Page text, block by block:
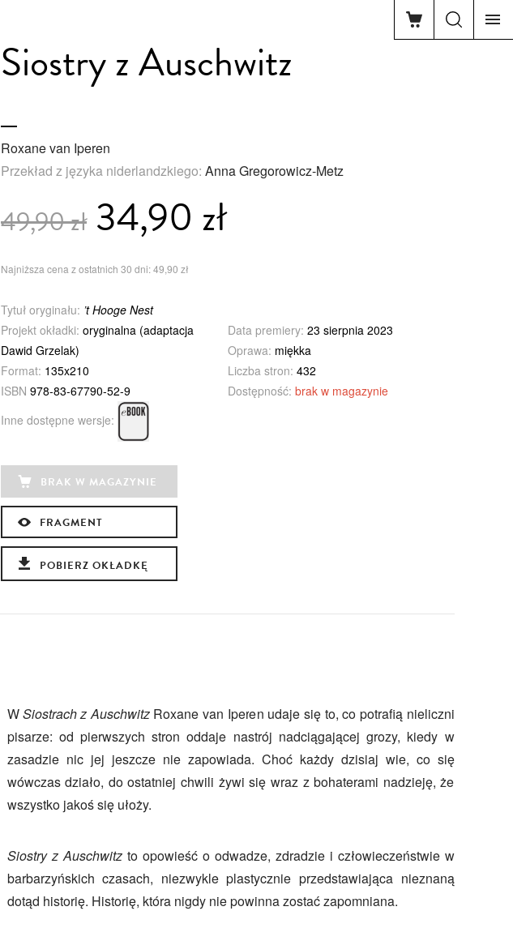
Siostry z Auschwitz
Roxane van Iperen
Przekład z języka niderlandzkiego: Anna Gregorowicz-Metz
49,90 zł34,90 zł
Najniższa cena z ostatnich 30 dni: 49,90 zł
Tytuł oryginału: ’t Hooge Nest
Projekt okładki: oryginalna (adaptacja
Dawid Grzelak)
Data premiery: 23 sierpnia 2023
Oprawa: miękka
Format: 135x210 Liczba stron: 432
ISBN 978-83-67790-52-9 Dostępność: brak w magazynie
Inne dostępne wersje:
BRAK W MAGAZYNIE
FRAGMENT
POBIERZ OKŁADKĘ
WSiostrach z AuschwitzRoxane van Iperen udaje się to, co potrafią nieliczni
pisarze: od pierwszych stron oddaje nastrój nadciągającej grozy, kiedy w
zasadzie nic jej jeszcze nie zapowiada. Choć każdy dzisiaj wie, co się
wówczas działo, do ostatniej chwili żywi się wraz z bohaterami nadzieję, że
wszystko jakoś się ułoży.
Siostry z Auschwitzto opowieść o odwadze, zdradzie i człowieczeństwie w
barbarzyńskich czasach, niezwykle plastycznie przedstawiająca nieznaną
dotąd historię. Historię, która nigdy nie powinna zostać zapomniana.